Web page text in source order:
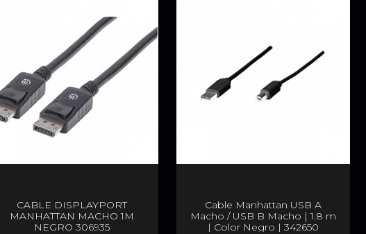
CABLE DISPLAYPORT
MANHATTAN MACHO 1M
NEGRO 306935
Cable Manhattan USB A
Macho / USB B Macho | 1.8 m
| Color Negro | 342650